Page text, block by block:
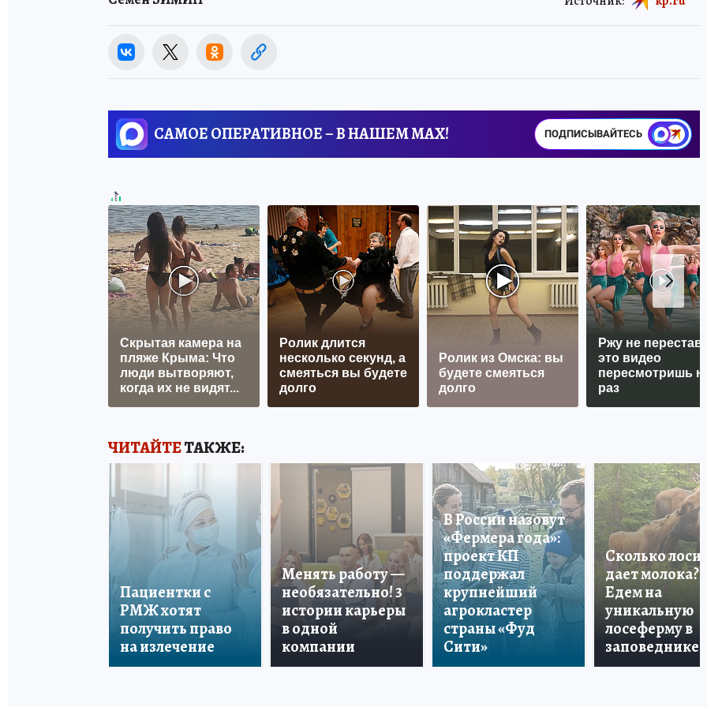
САМОЕ ОПЕРАТИВНОЕ – В НАШЕМ MAX! ПОДПИСЫВАЙТЕСЬ
Скрытая камера на
пляже Крыма: Что
люди вытворяют,
когда их не видят...
Ролик длится
несколько секунд, а
смеяться вы будете
долго
Ролик из Омска: вы
будете смеяться
долго
Ржу не
это видео
пересмотришь не
раз
ЧИТАЙТЕТАКЖЕ:
Пациентки с
РМЖ хотят
получить право
на излечение
Менять работу —
необязательно! 3
истории карьеры
в одной
компании
В России назовут
«Фермера года»:
проект КП
поддержал
крупнейший
агрокластер
страны «Фуд
Сити»
Сколько лосиха
дает молока?
Едем на
уникальную
лосеферму в
заповеднике!